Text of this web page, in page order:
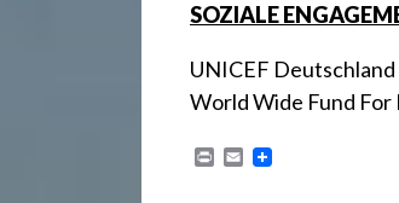
SOZIALE
UNICEF Deutschland
World Wide Fund
E